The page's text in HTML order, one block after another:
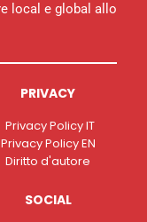
local e global allo
PRIVACY
Privacy Policy IT
Privacy Policy EN
Diritto d'autore
SOCIAL